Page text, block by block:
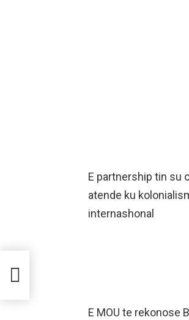
E partnership tin su
atende ku
internashonal
E MOU te rekonose